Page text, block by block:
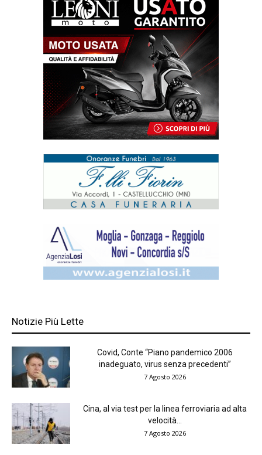
Notizie Più Lette
Covid, Conte “Piano pandemico 2006
inadeguato, virus senza precedenti”
7 Agosto 2026
Cina, al via test per la linea ferroviaria ad alta
velocità...
7 Agosto 2026